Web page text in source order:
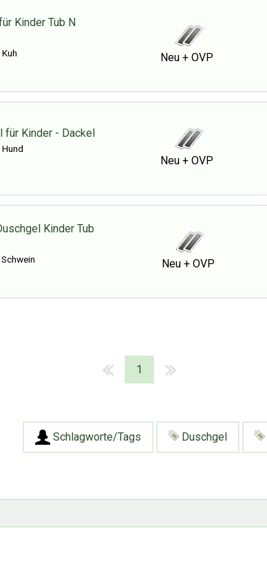
Kinder Tub N
Neu + OVP
für Kinder - Dackel
Neu + OVP
Kinder Tub
Neu + OVP
1
Schlagworte/Tags Duschgel